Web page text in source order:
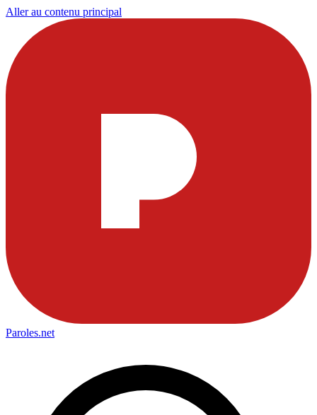
Aller au contenu principal
Paroles.net